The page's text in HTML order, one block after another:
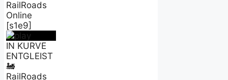
RailRoads
Online
[s1e9]
IN KURVE
ENTGLEIST
🚂
RailRoads